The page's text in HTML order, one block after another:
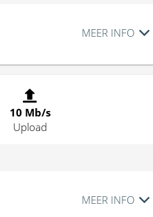
MEER INFO
10 Mb/s
Upload
MEER INFO